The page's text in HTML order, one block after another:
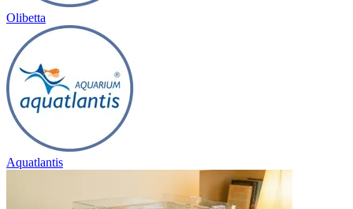
Olibetta
Aquatlantis